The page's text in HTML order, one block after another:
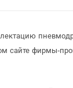
сайте фирмы-